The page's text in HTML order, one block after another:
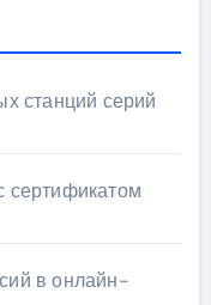
станций серий
в онлайн-